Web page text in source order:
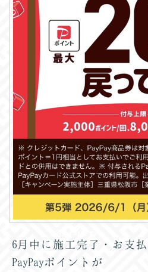
6月中に施工完了・お支払
PayPayポイントが